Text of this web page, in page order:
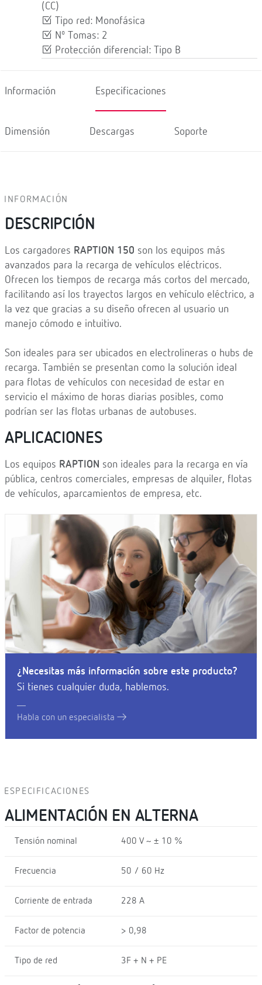
(CC)
Tipo red: Monofásica
Nº Tomas: 2
Protección diferencial: Tipo B
Información Especificaciones
Dimensión Descargas Soporte
INFORMACIÓN
DESCRIPCIÓN
Los cargadores RAPTION 150 son los equipos más
avanzados para la recarga de vehículos eléctricos.
Ofrecen los tiempos de recarga más cortos del mercado,
facilitando así los trayectos largos en vehículo eléctrico, a
la vez que gracias a su diseño ofrecen al usuario un
manejo cómodo e intuitivo.
Son ideales para ser ubicados en electrolineras o hubs de
recarga. También se presentan como la solución ideal
para flotas de vehículos con necesidad de estar en
servicio el máximo de horas diarias posibles, como
podrían ser las flotas urbanas de autobuses.
APLICACIONES
Los equipos RAPTION son ideales para la recarga en vía
pública, centros comerciales, empresas de alquiler, flotas
de vehículos, aparcamientos de empresa, etc.
¿Necesitas más información sobre este producto?
Si tienes cualquier duda, hablemos.
Habla con un especialista
ESPECIFICACIONES
ALIMENTACIÓN EN ALTERNA
Tensión nominal 400 V ~ ± 10 %
Frecuencia 50 / 60 Hz
Corriente de entrada 228 A
Factor de potencia > 0,98
Tipo de red 3F + N + PE